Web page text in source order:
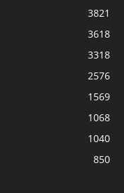
3821
3618
3318
2576
1569
1068
1040
850